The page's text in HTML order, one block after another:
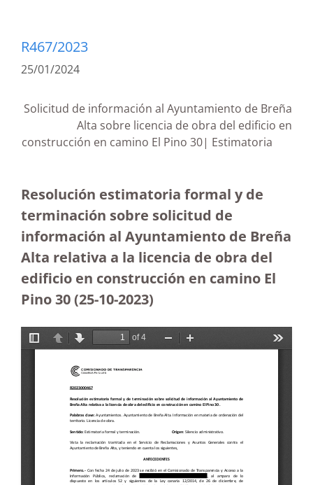
R467/2023
25/01/2024
Solicitud de información al Ayuntamiento de Breña
Alta sobre licencia de obra del edificio en
construcción en camino El Pino 30| Estimatoria
Resolución estimatoria formal y de
terminación sobre solicitud de
información al Ayuntamiento de Breña
Alta relativa a la licencia de obra del
edificio en construcción en camino El
Pino 30 (25-10-2023)